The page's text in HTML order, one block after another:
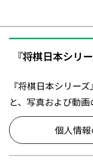
『将棋日本シリ
『将棋日本シリー
と、写真および動
個人情